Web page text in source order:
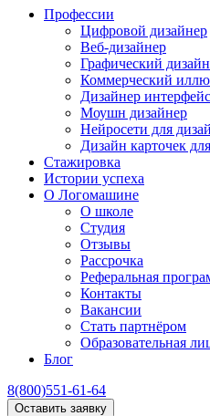
Профессии
Цифровой дизайнер
Веб-дизайнер
Графический
Коммерческий
Дизайнер
Моушн дизайнер
Нейросети для
Дизайн карточек
Стажировка
Истории успеха
О Логомашине
О школе
Студия
Отзывы
Рассрочка
Реферальная
Контакты
Вакансии
Стать партнёром
Образовательная
Блог
8(800)551-61-64
Оставить заявку